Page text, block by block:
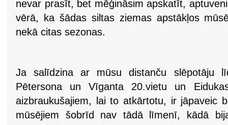
nevar prasīt, bet mēģināsim apskatīt,
vērā, ka šādas siltas ziemas apstākļos
nekā citas sezonas.
Ja salīdzina ar mūsu distanču slēpotāju
Pētersona un Vīganta 20.vietu un
aizbraukušajiem, lai to atkārtotu, ir jāpaveic
mūsējiem šobrīd nav tādā līmenī, kādā